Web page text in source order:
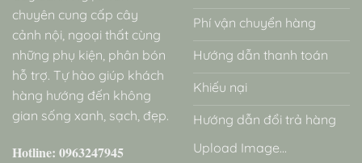
chuyên cung cấp cây
cảnh nội, ngoại thất cùng
những phụ kiện, phân bón
hỗ trợ. Tự hào giúp khách
hàng hướng đến không
gian sống xanh, sạch, đẹp.
Hotline: 0963247945
Phí vận chuyển hàng
Hướng dẫn thanh toán
Khiếu nại
Hướng dẫn đổi trả hàng
Upload Image...